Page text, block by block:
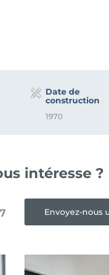
Date de
construction
1970
intéresse ?
Envoyez-nous